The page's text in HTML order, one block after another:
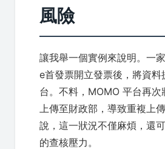
風險
讓我舉一個實例來說明。一
e首發票開立發票後，將資
台。不料，MOMO 平台再次
上傳至財政部，導致重複上
說，這一狀況不僅麻煩，還
的查核壓力。